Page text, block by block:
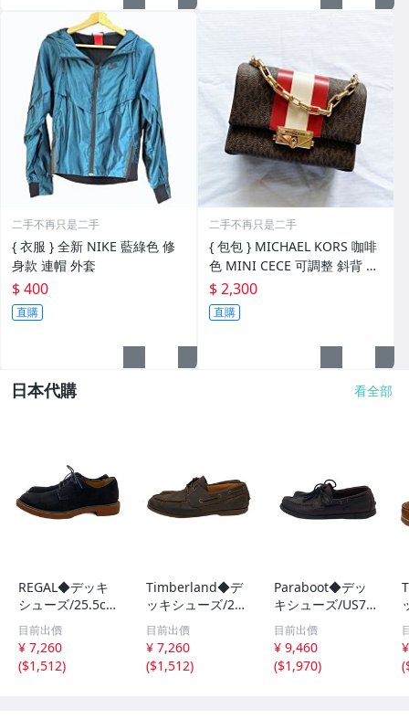
二手不再只是二手
{ 衣服 } 全新 NIKE 藍綠色 修
身款 連帽 外套
$ 400
直購
二手不再只是二手
{ 包包 } MICHAEL KORS 咖啡
色 MINI CECE 可調整 斜背 鍊
包 小包
$ 2,300
直購
日本代購 看全部
REGAL◆デッキ
シューズ/25.5c
m//
目前出價
¥ 7,260
($1,512)
Timberland◆デ
ッキシューズ/26.
5cm/BRW/レザ
ー/tb0a29yg93
1//
目前出價
¥ 7,260
($1,512)
Paraboot◆デッ
キシューズ/US7/
BRW/レザー//
目前出價
¥ 9,460
($1,970)
(